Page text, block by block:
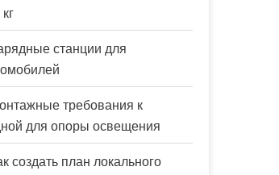
станции для
требования к
для опоры освещения
создать план локального